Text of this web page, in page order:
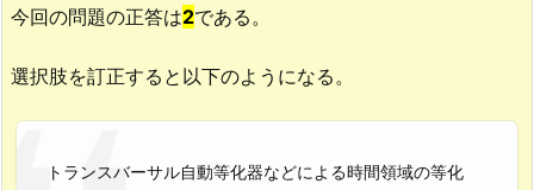
今回の問題の正答は2である。
選択肢を訂正すると以下のようになる。
トランスバーサル自動等化器などによる時間領域の等化